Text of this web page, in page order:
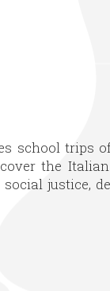
school trips
the
justice,